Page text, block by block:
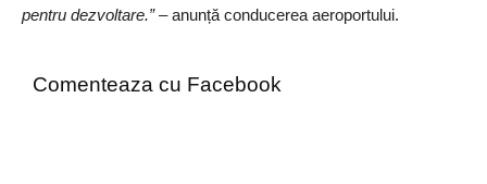
pentru dezvoltare.”– anunță conducerea aeroportului.
Comenteaza cu Facebook